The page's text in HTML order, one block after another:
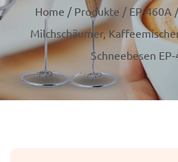
Home / Produkte / EP-460A
Milchschäumer,
Schneebesen